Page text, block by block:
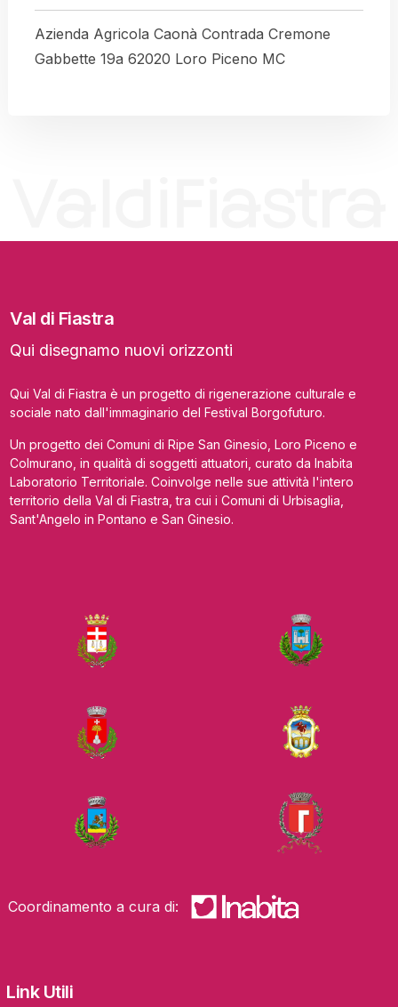
Azienda Agricola Caonà Contrada Cremone
Gabbette 19a 62020 Loro Piceno MC
Val di Fiastra
Qui disegnamo nuovi orizzonti
Qui Val di Fiastra è un progetto di rigenerazione culturale e
sociale nato dall'immaginario del Festival Borgofuturo.
Un progetto dei Comuni di Ripe San Ginesio, Loro Piceno e
Colmurano, in qualità di soggetti attuatori, curato da Inabita
Laboratorio Territoriale. Coinvolge nelle sue attività l'intero
territorio della Val di Fiastra, tra cui i Comuni di Urbisaglia,
Sant'Angelo in Pontano e San Ginesio.
Coordinamento a cura di:
Link Utili